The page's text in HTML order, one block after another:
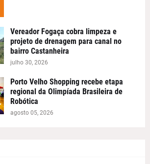
Vereador Fogaça cobra limpeza e
projeto de drenagem para canal no
bairro Castanheira
julho 30, 2026
Porto Velho Shopping recebe etapa
regional da Olimpíada Brasileira de
Robótica
agosto 05, 2026